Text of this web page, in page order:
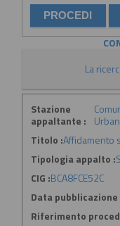
La
Stazione
appaltante :
Titolo :Affidamento
Tipologia appalto :
CIG :BCA8FCE52C
Data
Riferimento